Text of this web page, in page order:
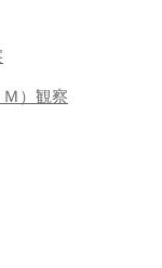
）観察